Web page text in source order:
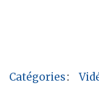
Catégories: